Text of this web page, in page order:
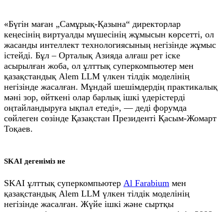
«Бүгін маған „Самұрық-Қазына“ директорлар
кеңесінің виртуалды мүшесінің жұмысын көрсетті, ол
жасанды интеллект технологиясының негізінде жұмыс
істейді. Бұл – Орталық Азияда алғаш рет іске
асырылған жоба, ол ұлттық суперкомпьютер мен
қазақстандық Alem LLM үлкен тілдік моделінің
негізінде жасалған. Мұндай шешімдердің практикалық
мәні зор, өйткені олар барлық ішкі үдерістерді
оңтайландыруға ықпал етеді», — деді форумда
сөйлеген сөзінде Қазақстан Президенті Қасым-Жомарт
Тоқаев.
SKAI дегеніміз не
SKAI ұлттық суперкомпьютер Al Farabium мен
қазақстандық Alem LLM үлкен тілдік моделінің
негізінде жасалған. Жүйе ішкі және сыртқы